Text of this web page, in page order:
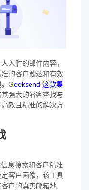
入胜的邮件内容，
的客户触达和有效
Geeksend 这款集
其强大的潜客查找与
效且精准的解决方
息搜索和客户精准
客户画像，该工具
户的真实邮箱地